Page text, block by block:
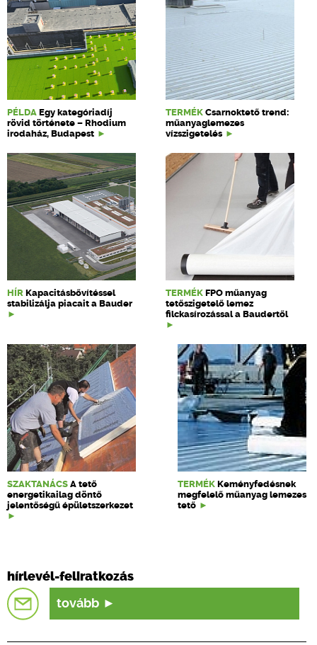
PÉLDA Egy kategóriadíj
rövid története – Rhodium
irodaház, Budapest
TERMÉK Csarnoktető trend:
műanyaglemezes
vízszigetelés
HÍR Kapacitásbővítéssel
stabilizálja piacait a Bauder
TERMÉK FPO műanyag
tetőszigetelő lemez
filckasírozással a Baudertől
SZAKTANÁCS A tető
energetikailag döntő
jelentőségű épületszerkezet
TERMÉK Keményfedésnek
megfelelő műanyag lemezes
tető
hírlevél-feliratkozás
tovább